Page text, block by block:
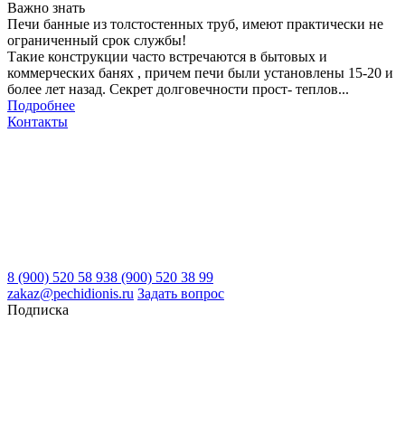
Важно знать
Печи банные из толстостенных труб, имеют практически не
ограниченный срок службы!
Такие конструкции часто встречаются в бытовых и
коммерческих банях , причем печи были установлены 15-20 и
более лет назад. Секрет долговечности прост- теплов...
Подробнее
Контакты
8 (900) 520 58 938 (900) 520 38 99
zakaz@pechidionis.ru Задать вопрос
Подписка